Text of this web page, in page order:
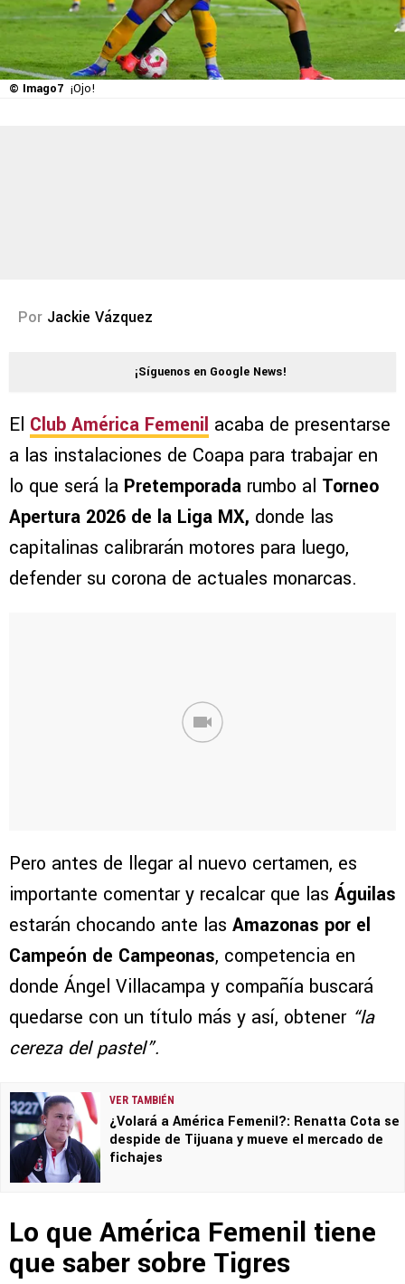
© Imago7 ¡Ojo!
Por Jackie Vázquez
¡Síguenos en Google News!
El Club América Femenil acaba de presentarse
a las instalaciones de Coapa para trabajar en
lo que será la Pretemporada rumbo al Torneo
Apertura 2026 de la Liga MX, donde las
capitalinas calibrarán motores para luego,
defender su corona de actuales monarcas.
Pero antes de llegar al nuevo certamen, es
importante comentar y recalcar que las Águilas
estarán chocando ante las Amazonas por el
Campeón de Campeonas, competencia en
donde Ángel Villacampa y compañía buscará
quedarse con un título más y así, obtener“la
cereza del pastel”.
VER TAMBIÉN
¿Volará a América Femenil?: Renatta Cota se
despide de Tijuana y mueve el mercado de
fichajes
Lo que América Femenil tiene
que saber sobre Tigres